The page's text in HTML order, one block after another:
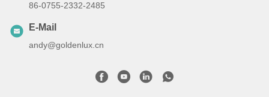
86-0755-2332-2485
E-Mail
andy@goldenlux.cn